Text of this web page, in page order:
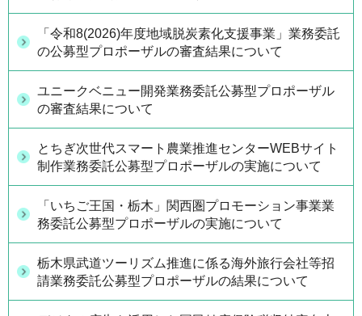
「令和8(2026)年度地域脱炭素化支援事業」業務委託
の公募型プロポーザルの審査結果について
ユニークベニュー開発業務委託公募型プロポーザル
の審査結果について
とちぎ次世代スマート農業推進センターWEBサイト
制作業務委託公募型プロポーザルの実施について
「いちご王国・栃木」関西圏プロモーション事業業
務委託公募型プロポーザルの実施について
栃木県武道ツーリズム推進に係る海外旅行会社等招
請業務委託公募型プロポーザルの結果について